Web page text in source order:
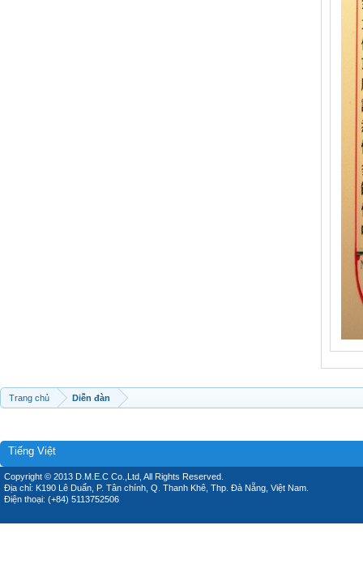
Trang chủ Diễn đàn
Tiếng Việt
Copyright © 2013 D.M.E.C Co.,Ltd, All Rights Reserved.
Địa chỉ: K190 Lê Duẩn, P. Tân chính, Q. Thanh Khê, Thp. Đà Nẵng, Việt Nam.
Điện thoại: (+84) 5113752506